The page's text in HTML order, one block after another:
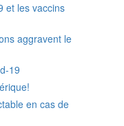
et les vaccins
aggravent le
19
en cas de